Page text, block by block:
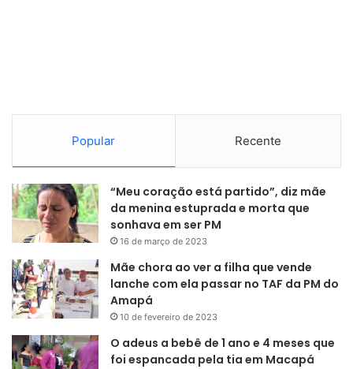
A intenção principal do movimento é o carisma, que é a
restauração da família. Há um tripé de fé, que é a
obediência, a unidade com a igreja e a união com todos.
São feias oração, interseções para os filhos
Reportagem:Patrick Almeida
Popular Recente
“Meu coração está partido”, diz mãe
da menina estuprada e morta que
sonhava em ser PM
16 de março de 2023
Mãe chora ao ver a filha que vende
lanche com ela passar no TAF da PM do
Amapá
10 de fevereiro de 2023
O adeus a bebê de 1 ano e 4 meses que
foi espancada pela tia em Macapá